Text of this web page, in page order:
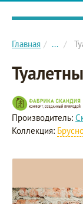
Главное меню
Главная ...
Производитель:
Коллекция: